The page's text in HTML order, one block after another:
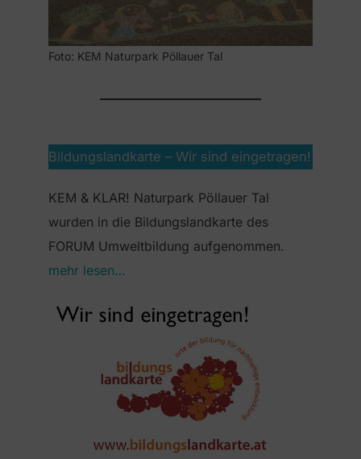
Foto: KEM Naturpark Pöllauer Tal
Bildungslandkarte – Wir sind eingetragen!
KEM & KLAR! Naturpark Pöllauer Tal
wurden in die Bildungslandkarte des
FORUM Umweltbildung aufgenommen.
mehr lesen…